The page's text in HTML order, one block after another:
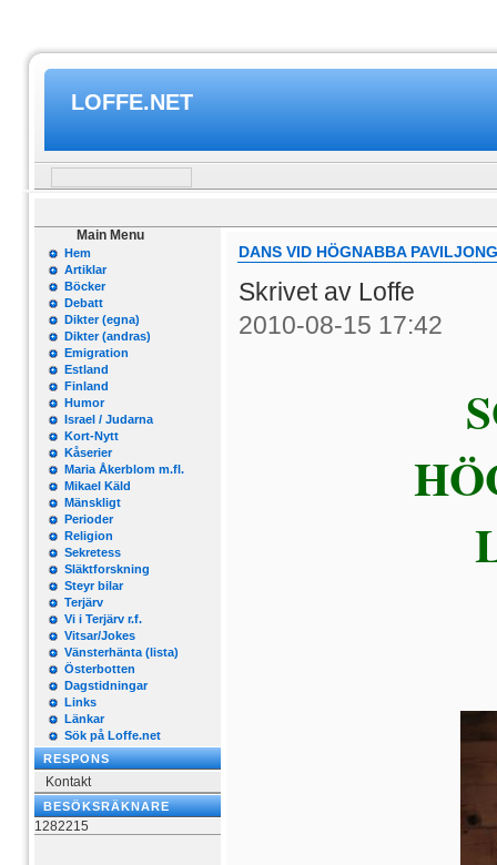
LOFFE.NET
Main Menu
Hem
Artiklar
Böcker
Debatt
Dikter (egna)
Dikter (andras)
Emigration
Estland
Finland
Humor
Israel / Judarna
Kort-Nytt
Kåserier
Maria Åkerblom m.fl.
Mikael Käld
Mänskligt
Perioder
Religion
Sekretess
Släktforskning
Steyr bilar
Terjärv
Vi i Terjärv r.f.
Vitsar/Jokes
Vänsterhänta (lista)
Österbotten
Dagstidningar
Links
Länkar
Sök på Loffe.net
RESPONS
Kontakt
BESÖKSRÄKNARE
1282215
DANS VID HÖGNABBA
Skrivet av Loffe
2010-08-15 17:42